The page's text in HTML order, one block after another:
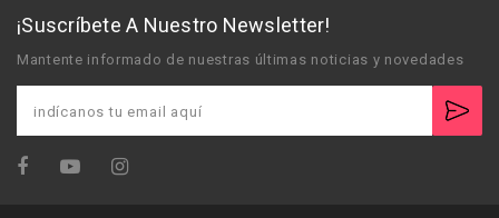
¡Suscríbete A Nuestro Newsletter!
Mantente informado de nuestras últimas noticias y novedades